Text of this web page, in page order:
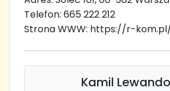
Telefon: 665 222 212
Strona WWW: https://r-
Kamil